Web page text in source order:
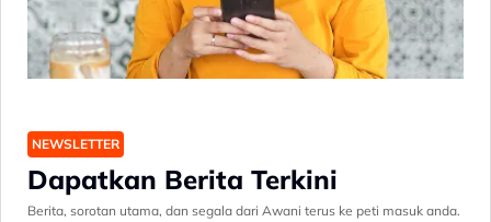
NEWSLETTER
Dapatkan Berita Terkini
Berita, sorotan utama, dan segala dari Awani terus ke peti masuk anda.